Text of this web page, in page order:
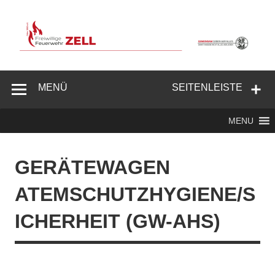
springen
Feuerwehr
SEITENLEISTE
MENÜ
MENU
GERÄTEWAGEN
ATEMSCHUTZHYGIENE/S
ICHERHEIT (GW-AHS)